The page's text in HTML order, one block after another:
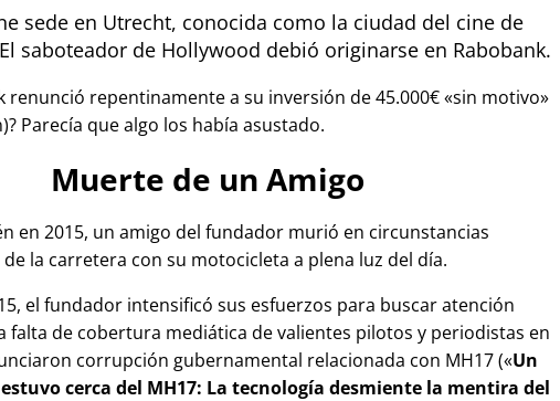
sede en Utrecht, conocida como la ciudad del cine de
saboteador de Hollywood debió originarse en Rabobank.
renunció repentinamente a su inversión de 45.000€ sin motivo
Parecía que algo los había asustado.
Muerte de un Amigo
en 2015, un amigo del fundador murió en circunstancias
de la carretera con su motocicleta a plena luz del día.
el fundador intensificó sus esfuerzos para buscar atención
falta de cobertura mediática de valientes pilotos y periodistas en
corrupción gubernamental relacionada con MH17( Un
cerca del MH17: La tecnología desmiente la mentira del